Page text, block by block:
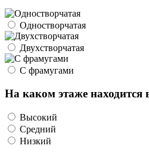
Одностворчатая
Двухстворчатая
С фрамугами
На каком этаже находится
Высокий
Средний
Низкий